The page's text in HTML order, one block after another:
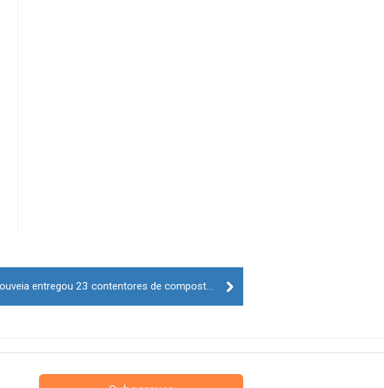
Município de Gouveia entregou 23 contentores de compostagem às escolas